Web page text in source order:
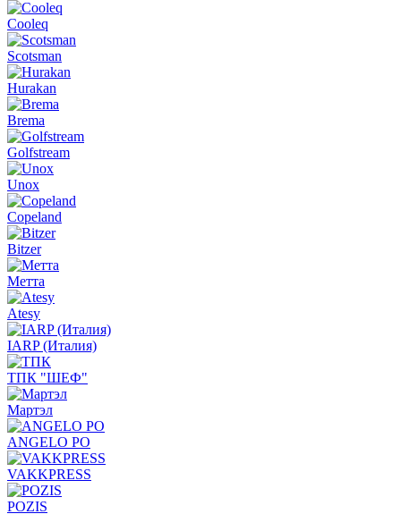
Cooleq
Scotsman
Hurakan
Brema
Golfstream
Unox
Copeland
Bitzer
Метта
Atesy
IARP (Италия)
ТПК "ШЕФ"
Мартэл
ANGELO PO
VAKKPRESS
POZIS